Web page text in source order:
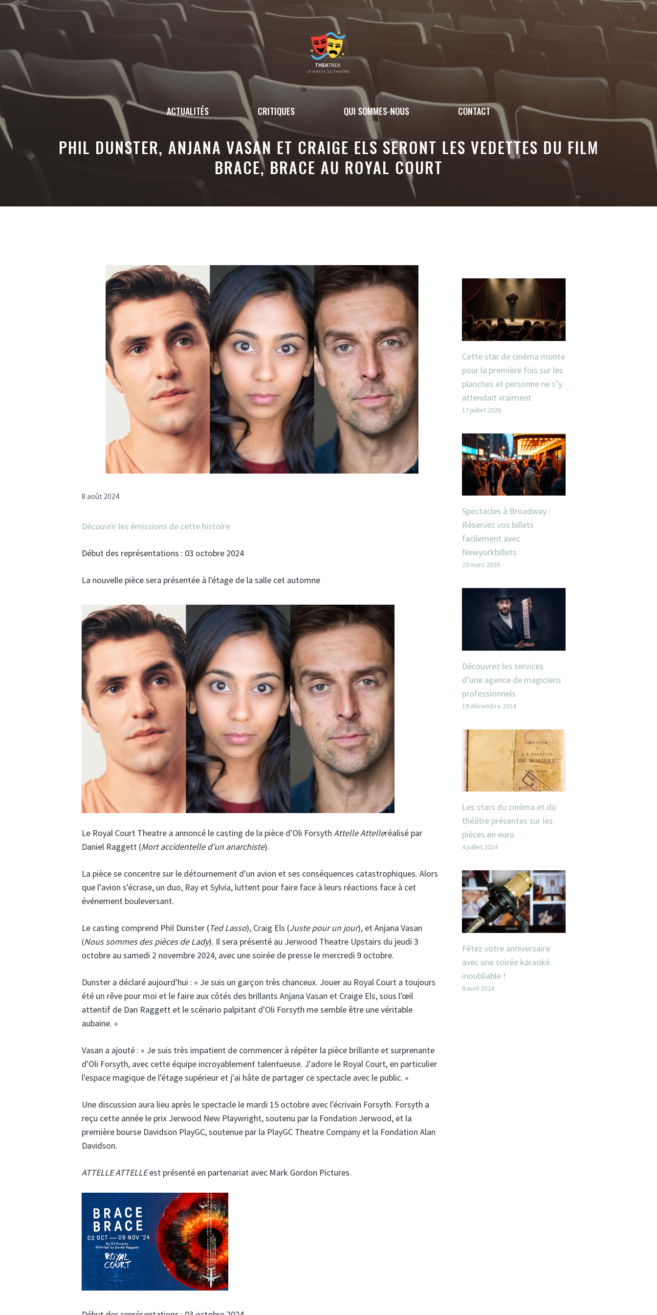
Aller
ACTUALITÉS CRITIQUES QUI SOMMES-NOUS CONTACT
PHIL DUNSTER, ANJANA VASAN ET CRAIGE ELS SERONT LES VEDETTES DU FILM
BRACE, BRACE AU ROYAL COURT
8 août 2024
Découvrir les émissions de cette histoire
Début des représentations : 03 octobre 2024
La nouvelle pièce sera présentée à l'étage de la salle cet automne
Le Royal Court Theatre a annoncé le casting de la pièce d'Oli Forsyth Attelle Attelleréalisé par
Daniel Raggett (Mort accidentelle d'un anarchiste).
La pièce se concentre sur le détournement d'un avion et ses conséquences catastrophiques. Alors
que l'avion s'écrase, un duo, Ray et Sylvia, luttent pour faire face à leurs réactions face à cet
événement bouleversant.
Le casting comprend Phil Dunster (Ted Lasso), Craig Els (Juste pour un jour), et Anjana Vasan
(Nous sommes des pièces de Lady). Il sera présenté au Jerwood Theatre Upstairs du jeudi 3
octobre au samedi 2 novembre 2024, avec une soirée de presse le mercredi 9 octobre.
Dunster a déclaré aujourd'hui : « Je suis un garçon très chanceux. Jouer au Royal Court a toujours
été un rêve pour moi et le faire aux côtés des brillants Anjana Vasan et Craige Els, sous l'œil
attentif de Dan Raggett et le scénario palpitant d'Oli Forsyth me semble être une véritable
aubaine. »
Vasan a ajouté : « Je suis très impatient de commencer à répéter la pièce brillante et surprenante
d'Oli Forsyth, avec cette équipe incroyablement talentueuse. J'adore le Royal Court, en particulier
l'espace magique de l'étage supérieur et j'ai hâte de partager ce spectacle avec le public. »
Une discussion aura lieu après le spectacle le mardi 15 octobre avec l'écrivain Forsyth. Forsyth a
reçu cette année le prix Jerwood New Playwright, soutenu par la Fondation Jerwood, et la
première bourse Davidson PlayGC, soutenue par la PlayGC Theatre Company et la Fondation Alan
Davidson.
ATTELLE ATTELLEest présenté en partenariat avec Mark Gordon Pictures.
Cette star de cinéma monte
pour la première fois sur les
planches et personne ne s’y
attendait vraiment
17 juillet 2026
Spectacles à Broadway :
Réservez vos billets
facilement avec
Newyorkbillets
29 mars 2026
Découvrez les services
d’une agence de magiciens
professionnels
19 décembre 2024
Les stars du cinéma et du
théâtre présentes sur les
pièces en euro
4 juillet 2024
Fêtez votre anniversaire
avec une soirée karaoké
inoubliable !
8 avril 2024